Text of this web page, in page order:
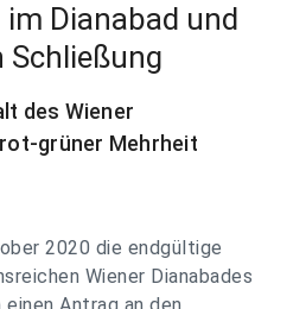
Dianabad und
Schließung
des Wiener
grüner Mehrheit
2020 die endgültige
Wiener Dianabades